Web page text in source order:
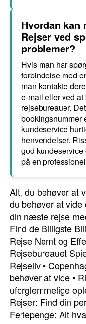
Hvordan kan
Rejser ved
problemer?
Hvis man har
forbindelse med
man kontakte
e-mail eller ved at
rejsebureauer.
bookingsnummer
kundeservice
henvendelser.
god
på en
Alt, du behøver at
du behøver at vide
din næste rejse
Find de Billigste
Rejse Nemt og
Rejsebureauet
Rejseliv •
behøver at vide •
uforglemmelige
Rejser: Find din
Feriepenge: Alt